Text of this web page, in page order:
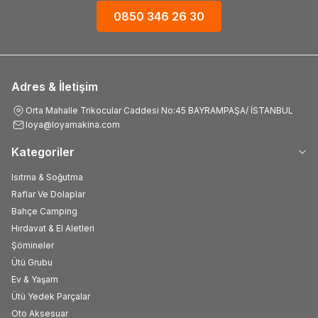
0850 346 26 30
Adres & İletişim
Orta Mahalle Trikocular Caddesi No:45 BAYRAMPAŞA/ İSTANBUL
loya@loyamakina.com
Kategoriler
Isıtma & Soğutma
Raflar Ve Dolaplar
Bahçe Camping
Hırdavat & El Aletleri
Şömineler
Ütü Grubu
Ev & Yaşam
Ütü Yedek Parçalar
Oto Aksesuar